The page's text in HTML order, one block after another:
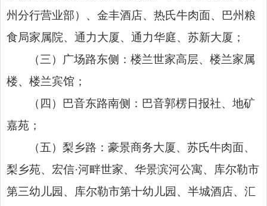
州分行营业部）、金丰酒店、热氏牛肉面、巴州粮
食局家属院、通力大厦、通力华庭、苏新大厦；
（三）广场路东侧：楼兰世家高层、楼兰家属
楼、楼兰宾馆；
（四）巴音东路南侧：巴音郭楞日报社、地矿
嘉苑；
（五）梨乡路：豪景商务大厦、苏氏牛肉面、
梨乡苑、宏信·河畔世家、华景滨河公寓、库尔勒市
第三幼儿园、库尔勒市第十幼儿园、半城酒店、汇